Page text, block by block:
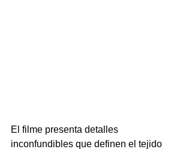
El filme presenta detalles
inconfundibles que definen el tejido